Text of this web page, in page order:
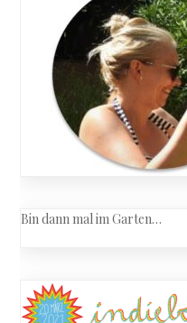
Bin dann mal im Garten…